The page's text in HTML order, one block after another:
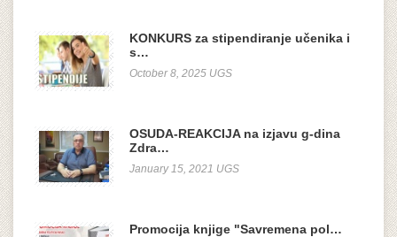
KONKURS za stipendiranje učenika i
s…
October 8, 2025 UGS
OSUDA-REAKCIJA na izjavu g-dina
Zdra…
January 15, 2021 UGS
Promocija knjige "Savremena pol…